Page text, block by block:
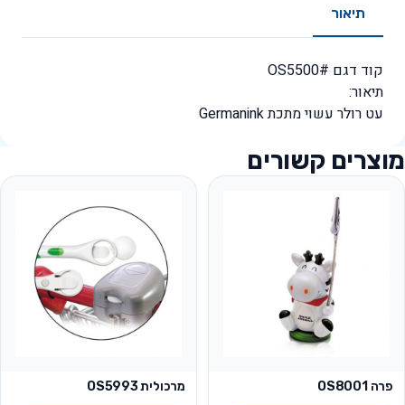
תיאור
קוד דגם #OS5500
תיאור:
עט רולר עשוי מתכת Germanink
מוצרים קשורים
פרה OS8001 מרכולית OS5993